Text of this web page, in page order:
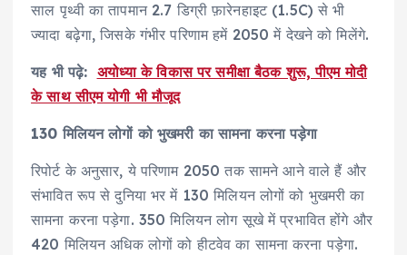
साल पृथ्वी का तापमान 2.7 डिग्री फ़ारेनहाइट (1.5C) से भी
ज्यादा बढ़ेगा, जिसके गंभीर परिणाम हमें 2050 में देखने को मिलेंगे.
यह भी पढ़े: अयोध्या के विकास पर समीक्षा बैठक शुरू, पीएम मोदी
के साथ सीएम योगी भी मौजूद
130 मिलियन लोगों को भुखमरी का सामना करना पड़ेगा
रिपोर्ट के अनुसार, ये परिणाम 2050 तक सामने आने वाले हैं और
संभावित रूप से दुनिया भर में 130 मिलियन लोगों को भुखमरी का
सामना करना पड़ेगा. 350 मिलियन लोग सूखे में प्रभावित होंगे और
420 मिलियन अधिक लोगों को हीटवेव का सामना करना पड़ेगा.